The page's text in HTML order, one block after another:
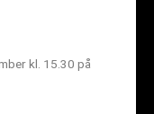
kl. 15.30 på